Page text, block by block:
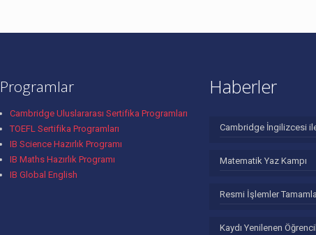
Programlar
Cambridge Uluslararası Sertifika Programları
TOEFL Sertifika Programları
IB Science Hazırlık Programı
IB Maths Hazırlık Programı
IB Global English
Haberler
Cambridge İngilizcesi ile
Matematik Yaz Kampı
Resmi İşlemler
Kaydı Yenilenen